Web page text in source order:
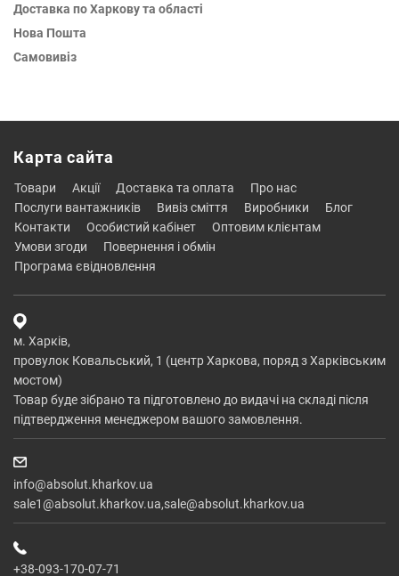
Доставка по Харкову та області
Нова Пошта
Самовивіз
Карта сайта
товари акції доставка та оплата
про нас
послуги вантажників
вивіз сміття виробники
блог
контакти
особистий кабінет
оптовим клієнтам
умови згоди
повернення і обмін
програма євідновлення
м. Харків,
провулок Ковальський, 1 (центр Харкова, поряд з Харківським
мостом)
Товар буде зібрано та підготовлено до видачі на складі після
підтвердження менеджером вашого замовлення.
info@absolut.kharkov.ua
sale1@absolut.kharkov.ua,sale@absolut.kharkov.ua
+38-093-170-07-71